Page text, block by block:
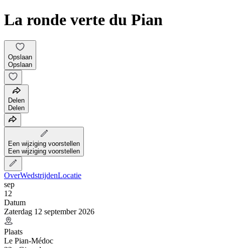
La ronde verte du Pian
Opslaan
Opslaan
Delen
Delen
Een wijziging voorstellen
Een wijziging voorstellen
OverWedstrijdenLocatie
sep
12
Datum
Zaterdag 12 september 2026
Plaats
Le Pian-Médoc